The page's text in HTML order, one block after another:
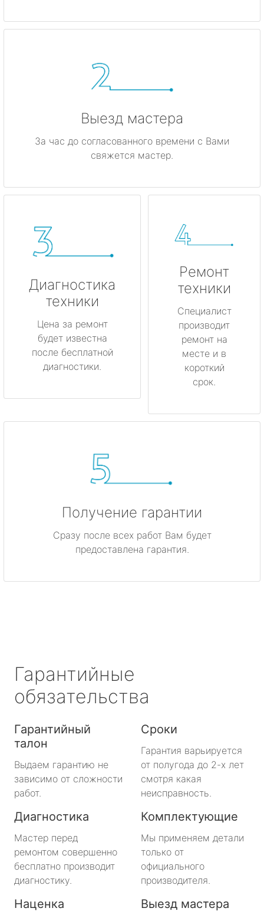
Выезд мастера
За час до согласованного времени с Вами
свяжется мастер.
Диагностика
техники
Цена за ремонт
будет известна
после бесплатной
диагностики.
Ремонт
техники
Специалист
производит
ремонт на
месте и в
короткий
срок.
Получение гарантии
Сразу после всех работ Вам будет
предоставлена гарантия.
Гарантийные
обязательства
Гарантийный
талон
Выдаем гарантию не
зависимо от сложности
работ.
Сроки
Гарантия варьируется
от полугода до 2-х лет
смотря какая
неисправность.
Диагностика
Мастер перед
ремонтом совершенно
бесплатно производит
диагностику.
Комплектующие
Мы применяем детали
только от
официального
производителя.
Наценка Выезд мастера